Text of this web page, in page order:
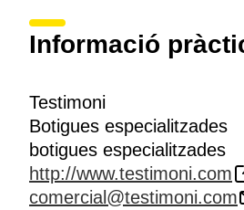
Informació
Testimoni
Botigues especialitzades
botigues especialitzades
http://www.testimoni.com
comercial@testimoni.com